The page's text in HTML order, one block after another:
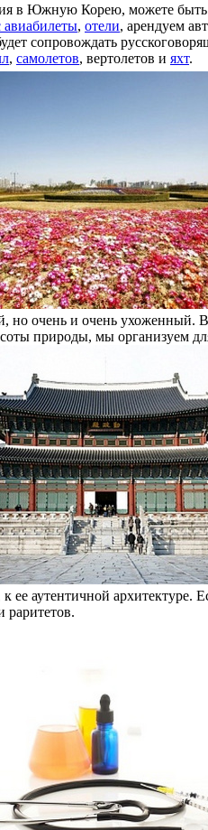
в Южную Корею, можете
авиабилеты, отели, арендуем
сопровождать
, самолетов, вертолетов и яхт.
очень и очень ухоженный.
природы, мы организуем
аутентичной
раритетов.